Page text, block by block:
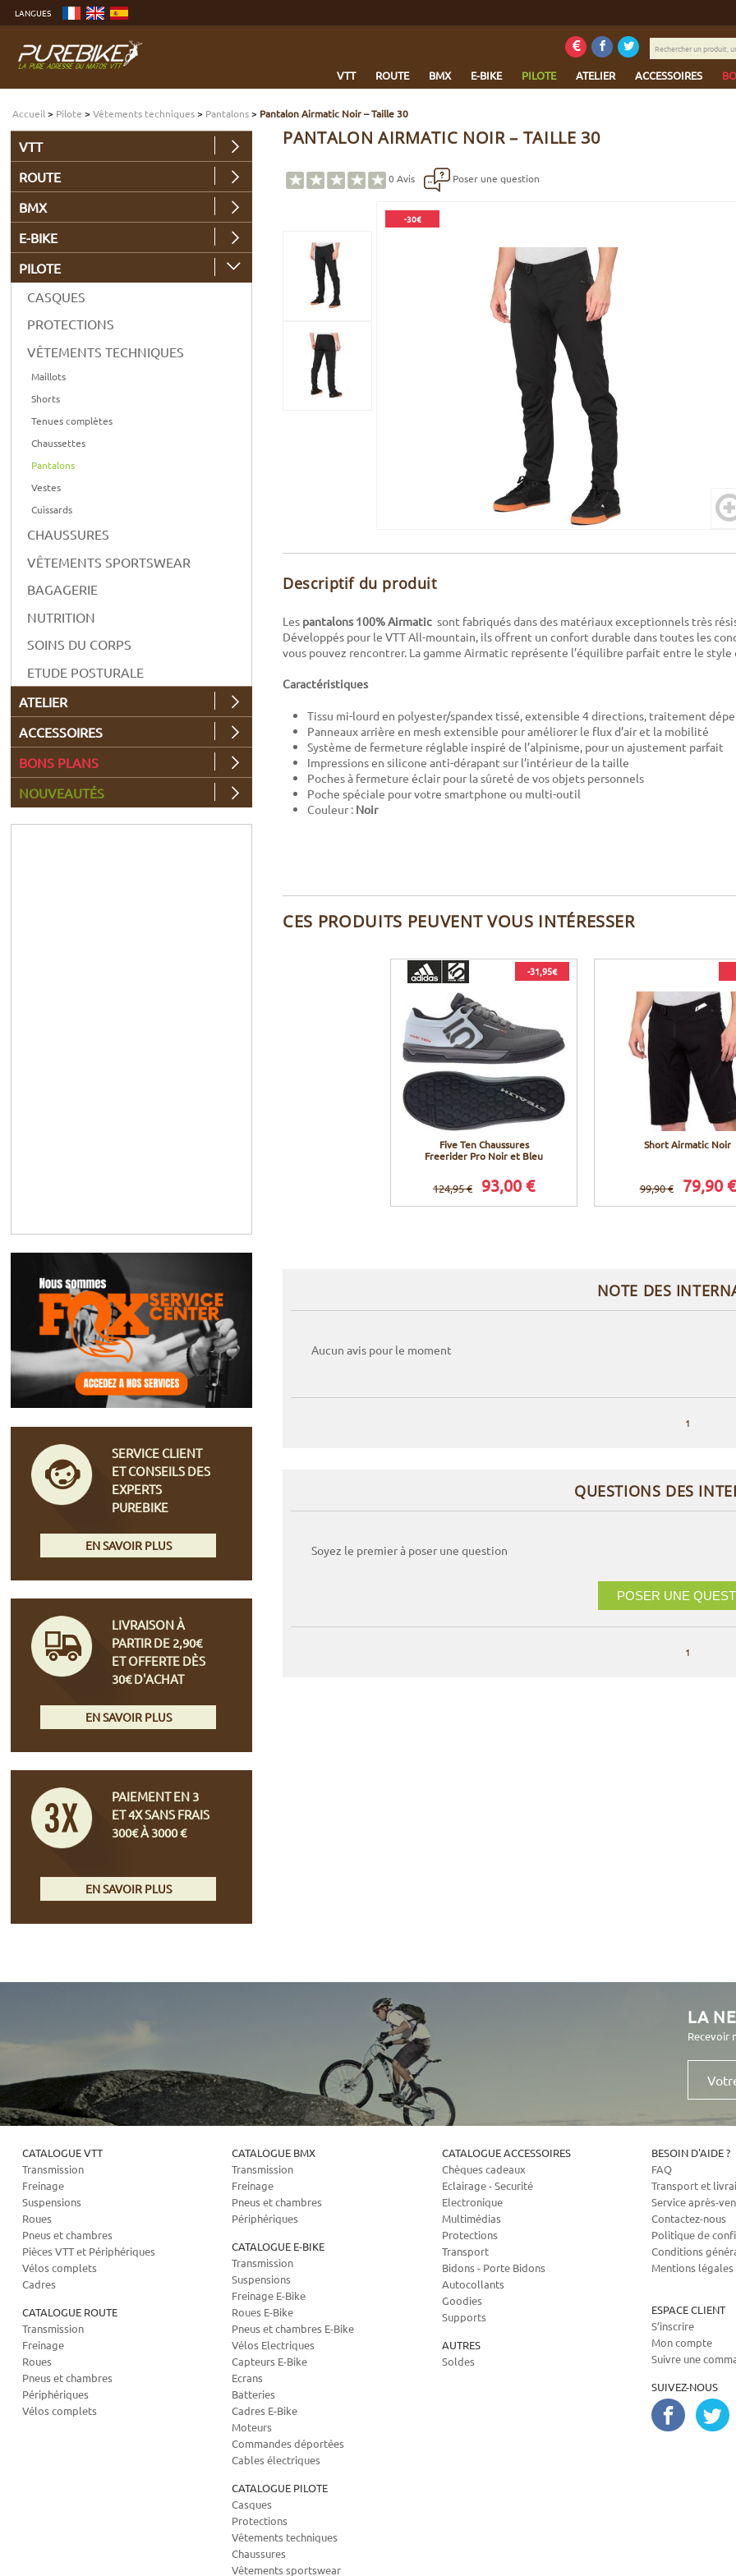
contenu
menu
Aller
LANGUES
VTT ROUTE BMX E-BIKE PILOTE ATELIER ACCESSOIRES
Rechercher
un
une
marque...
Accueil > Pilote >Vêtements techniques> Pantalons> Pantalon Airmatic Noir – Taille 30
PANTALON AIRMATIC NOIR – TAILLE 30
0 Avis Poser une question
-30€
Descriptif du produit
Les pantalons 100% Airmatic sont fabriqués dans des matériaux exceptionnels très
Développés pour le VTT All-mountain, ils offrent un confort durable dans toutes les
vous pouvez rencontrer. La gamme Airmatic représente l’équilibre parfait entre le
Caractéristiques
Tissu mi-lourd en polyester/spandex tissé, extensible 4 directions, traitement
Panneaux arrière en mesh extensible pour améliorer le flux d’air et la mobilité
Système de fermeture réglable inspiré de l’alpinisme, pour un ajustement parfait
Impressions en silicone anti-dérapant sur l’intérieur de la taille
Poches à fermeture éclair pour la sûreté de vos objets personnels
Poche spéciale pour votre smartphone ou multi-outil
Couleur : Noir
CES PRODUITS PEUVENT VOUS INTÉRESSER
-31,95€
Five Ten Chaussures
Freerider Pro Noir et Bleu
124,95 € 93,00 €
Short Airmatic Noir
99,90 € 79,90 €
NOTE DES
Aucun avis pour le moment
1
QUESTIONS DES
Soyez le premier à poser une question
POSER UNE
1
VTT
ROUTE
BMX
E-BIKE
PILOTE
CASQUES
PROTECTIONS
VÊTEMENTS TECHNIQUES
Maillots
Shorts
Tenues complètes
Chaussettes
Pantalons
Vestes
Cuissards
CHAUSSURES
VÊTEMENTS SPORTSWEAR
BAGAGERIE
NUTRITION
SOINS DU CORPS
ETUDE POSTURALE
ATELIER
ACCESSOIRES
BONS PLANS
NOUVEAUTÉS
SERVICE CLIENT
ET CONSEILS DES
EXPERTS
PUREBIKE
EN SAVOIR PLUS
LIVRAISON À
PARTIR DE 2,90€
ET OFFERTE DÈS
30€ D'ACHAT
EN SAVOIR PLUS
PAIEMENT EN 3
ET 4X SANS FRAIS
300€ À 3000 €
EN SAVOIR PLUS
LA
Recevoir
Votre
mail
CATALOGUE VTT
Transmission
Freinage
Suspensions
Roues
Pneus et chambres
Pièces VTT et Périphériques
Vélos complets
Cadres
CATALOGUE ROUTE
Transmission
Freinage
Roues
Pneus et chambres
Périphériques
Vélos complets
CATALOGUE BMX
Transmission
Freinage
Pneus et chambres
Périphériques
CATALOGUE E-BIKE
Transmission
Suspensions
Freinage E-Bike
Roues E-Bike
Pneus et chambres E-Bike
Vélos Electriques
Capteurs E-Bike
Ecrans
Batteries
Cadres E-Bike
Moteurs
Commandes déportées
Cables électriques
CATALOGUE PILOTE
Casques
Protections
Vêtements techniques
Chaussures
Vêtements sportswear
CATALOGUE ACCESSOIRES
Chèques cadeaux
Eclairage - Securité
Electronique
Multimédias
Protections
Transport
Bidons - Porte Bidons
Autocollants
Goodies
Supports
AUTRES
Soldes
BESOIN D'AIDE ?
FAQ
Transport et
Service après-
Contactez-nous
Politique de
Conditions
Mentions légales
ESPACE CLIENT
S’inscrire
Mon compte
Suivre une
SUIVEZ-NOUS